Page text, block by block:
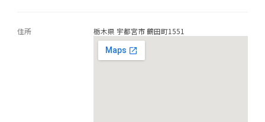
住所 栃木県 宇都宮市 鶴田町1551